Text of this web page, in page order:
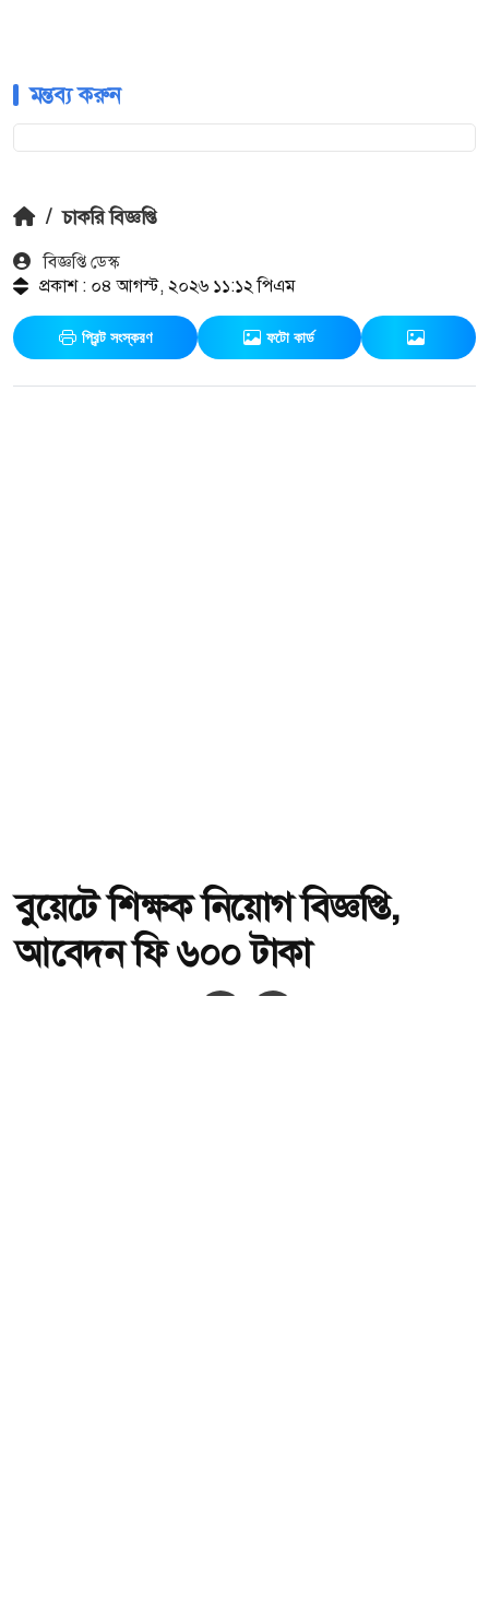
মন্তব্য করুন
/ চাকরি বিজ্ঞপ্তি
বিজ্ঞপ্তি ডেস্ক
প্রকাশ : ০৪ আগস্ট, ২০২৬ ১১:১২ পিএম
প্রিন্ট সংস্করণ ফটো কার্ড
বুয়েটে শিক্ষক নিয়োগ বিজ্ঞপ্তি,
আবেদন ফি ৬০০ টাকা